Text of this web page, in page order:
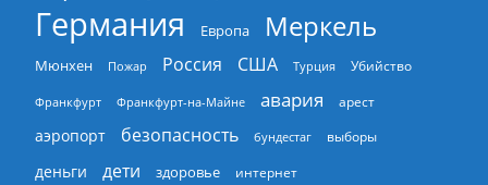
Германия Европа Меркель
Мюнхен Пожар Россия США Турция Убийство
Франкфурт Франкфурт-на-Майне авария арест
аэропорт безопасность бундестаг выборы
деньги дети здоровье интернет